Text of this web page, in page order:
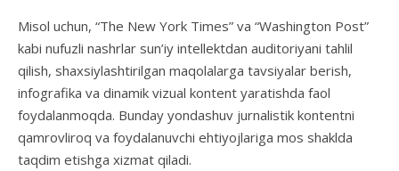
Misol uchun, “The New York Times” va “Washington Post”
kabi nufuzli nashrlar sun’iy intellektdan auditoriyani tahlil
qilish, shaxsiylashtirilgan maqolalarga tavsiyalar berish,
infografika va dinamik vizual kontent yaratishda faol
foydalanmoqda. Bunday yondashuv jurnalistik kontentni
qamrovliroq va foydalanuvchi ehtiyojlariga mos shaklda
taqdim etishga xizmat qiladi.